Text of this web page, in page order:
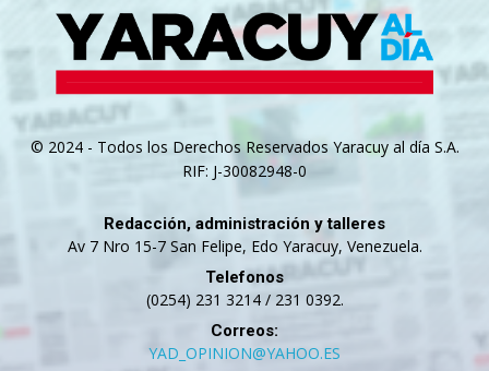
© 2024 - Todos los Derechos Reservados Yaracuy al día S.A.
RIF: J-30082948-0
Redacción, administración y talleres
Av 7 Nro 15-7 San Felipe, Edo Yaracuy, Venezuela.
Telefonos
(0254) 231 3214 / 231 0392.
Correos:
YAD_OPINION@YAHOO.ES